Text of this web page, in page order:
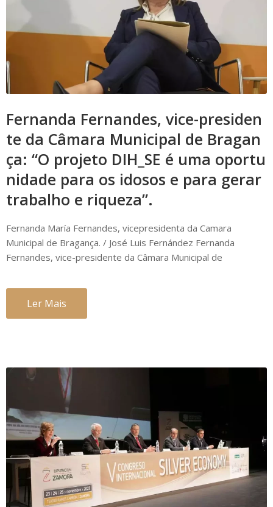
Fernanda Fernandes, vice-presiden
te da Câmara Municipal de Bragan
ça: “O projeto DIH_SE é uma oportu
nidade para os idosos e para gerar
trabalho e riqueza”.
Fernanda María Fernandes, vicepresidenta da Camara
Municipal de Bragança. / José Luis Fernández Fernanda
Fernandes, vice-presidente da Câmara Municipal de
Ler Mais